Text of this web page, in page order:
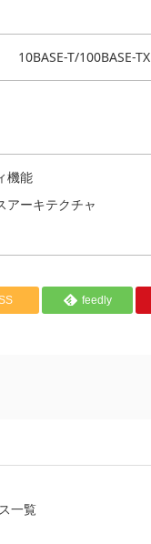
10BASE-T/100BASE-TX
機能
アーキテクチャ
feedly
一覧